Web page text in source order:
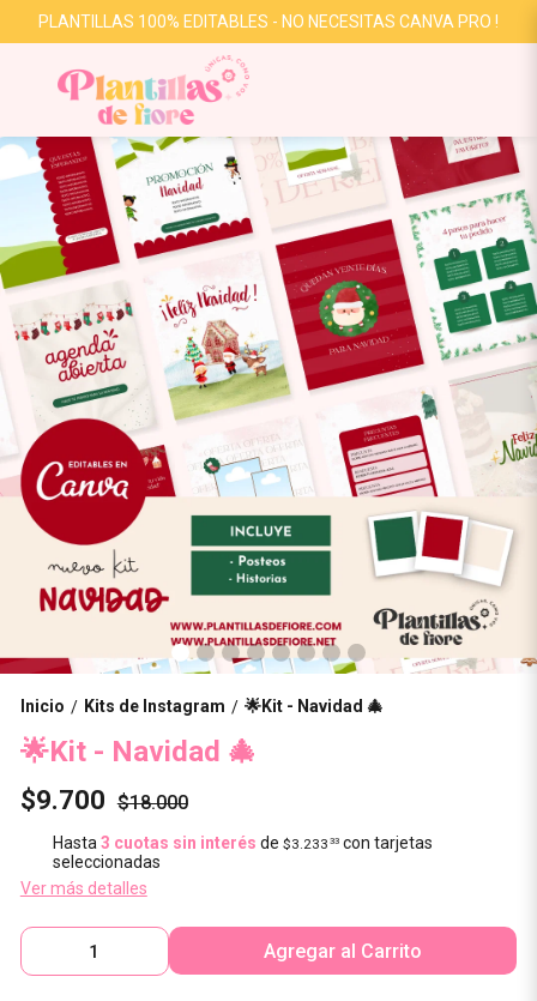
PLANTILLAS 100% EDITABLES - NO NECESITAS CANVA PRO !
Inicio / Kits de Instagram / 🌟Kit - Navidad 🎄
🌟Kit - Navidad 🎄
$9.700 $18.000
Hasta3 cuotas sin interés de$3.233 33 con tarjetas
seleccionadas
Ver más detalles
Agregar al Carrito